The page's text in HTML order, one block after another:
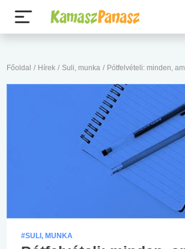
Főoldal / Hírek / Suli, munka / Pótfelvételi: minden,
#SULI, MUNKA